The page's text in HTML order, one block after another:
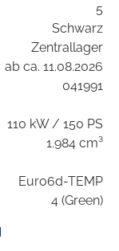
5
Schwarz
Zentrallager
ab ca. 11.08.2026
041991
110 kW / 150 PS
1.984 cm³
Euro6d-TEMP
4 (Green)